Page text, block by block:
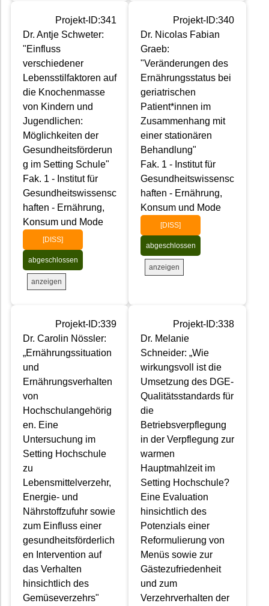
Projekt-ID:341
Dr. Antje Schweter:
"Einfluss
verschiedener
Lebensstilfaktoren auf
die Knochenmasse
von Kindern und
Jugendlichen:
Möglichkeiten der
Gesundheitsförderun
g im Setting Schule"
Fak. 1 - Institut für
Gesundheitswissensc
haften - Ernährung,
Konsum und Mode
[DISS]
abgeschlossen
anzeigen
Projekt-ID:340
Dr. Nicolas Fabian
Graeb:
"Veränderungen des
Ernährungsstatus bei
geriatrischen
Patient*innen im
Zusammenhang mit
einer stationären
Behandlung"
Fak. 1 - Institut für
Gesundheitswissensc
haften - Ernährung,
Konsum und Mode
[DISS]
abgeschlossen
anzeigen
Projekt-ID:339
Dr. Carolin Nössler:
„Ernährungssituation
und
Ernährungsverhalten
von
Hochschulangehörig
en. Eine
Untersuchung im
Setting Hochschule
zu
Lebensmittelverzehr,
Energie- und
Nährstoffzufuhr sowie
zum Einfluss einer
gesundheitsförderlich
en Intervention auf
das Verhalten
hinsichtlich des
Gemüseverzehrs"
Projekt-ID:338
Dr. Melanie
Schneider: „Wie
wirkungsvoll ist die
Umsetzung des DGE-
Qualitätsstandards für
die
Betriebsverpflegung
in der Verpflegung zur
warmen
Hauptmahlzeit im
Setting Hochschule?
Eine Evaluation
hinsichtlich des
Potenzials einer
Reformulierung von
Menüs sowie zur
Gästezufriedenheit
und zum
Verzehrverhalten der